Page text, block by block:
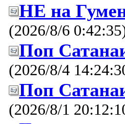
НЕ на
(2026/8/6
Поп
(2026/8/4
Поп
(2026/8/1